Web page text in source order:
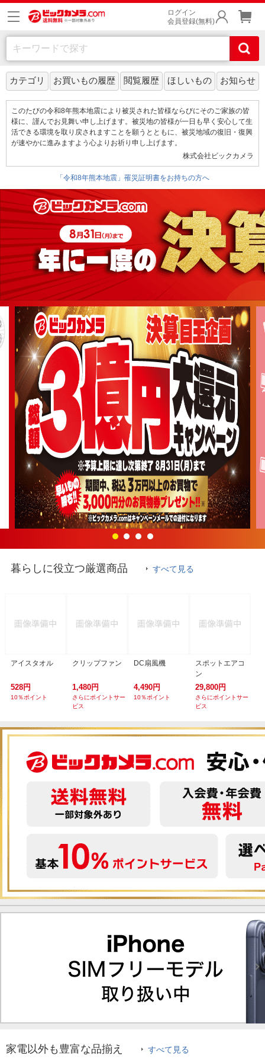
ログイン
会員登録(無料)
カテゴリ お買いもの履歴 閲覧履歴 ほしいもの お知らせ
このたびの令和8年熊本地震により被災された皆様ならびにそのご家族の皆
様に、謹んでお見舞い申し上げます。被災地の皆様が一日も早く安心して生
活できる環境を取り戻されますことを願うとともに、被災地域の復旧・復興
が速やかに進みますよう心よりお祈り申し上げます。
株式会社ビックカメラ
「令和8年熊本地震」罹災証明書をお持ちの方へ
暮らしに役立つ厳選商品 すべて見る
アイスタオル
528円
10％ポイント
クリップファン
1,480円
さらにポイントサー
ビス
DC扇風機
4,490円
10％ポイント
スポットエアコ
ン
29,800円
さらにポイントサー
ビス
家電以外も豊富な品揃え すべて見る